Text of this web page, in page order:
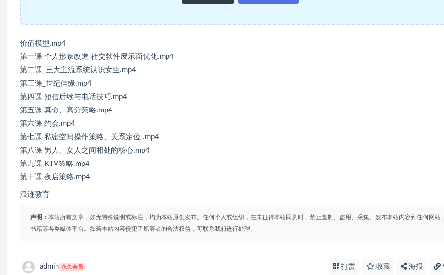
价值模型.mp4
第一课 个人形象改造 社交软件展示面优化.mp4
第二课_三大主流系统认识女生.mp4
第三课_世纪佳缘.mp4
第四课 短信后续与电话技巧.mp4
第五课 真命、高分策略.mp4
第六课 约会.mp4
第七课 私密空间操作策略、关系定位 .mp4
第八课 男人、女人之间相处的核心.mp4
第九课 KTV策略.mp4
第十课 夜店策略.mp4
浪迹教育
声明： 本站所有文章，如无特殊说明或标注，均为本站原创发布。任何个人或组织，在未征得本站同意时，禁止复制、盗用、采集、发布本站内容到任何网站
书籍等各类媒体平台。如若本站内容侵犯了原著者的合法权益，可联系我们进行处理。
admin 永久会员 打赏 收藏 海报